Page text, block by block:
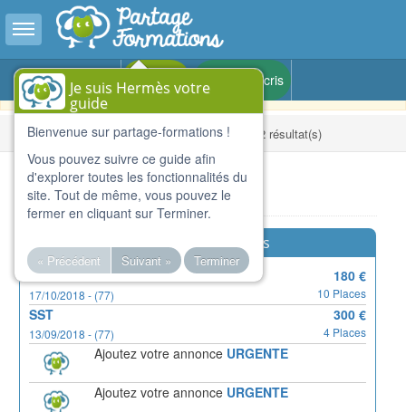
Toggle sidebar
Masuk Je m'inscris
Version BETA - Pour le partage de compétences et de
formations dans toute la France
Beranda Résultats de la recherche : 12 résultat(s)
Daftar
Formations urgentes
GP 180 €
17/10/2018 - (77) 10 Places
SST 300 €
13/09/2018 - (77) 4 Places
Ajoutez votre annonce URGENTE
Ajoutez votre annonce URGENTE
Je suis Hermès votre
guide
Bienvenue sur partage-formations !
Vous pouvez suivre ce guide afin
d'explorer toutes les fonctionnalités du
site. Tout de même, vous pouvez le
fermer en cliquant sur Terminer.
« Précédent Suivant » Terminer